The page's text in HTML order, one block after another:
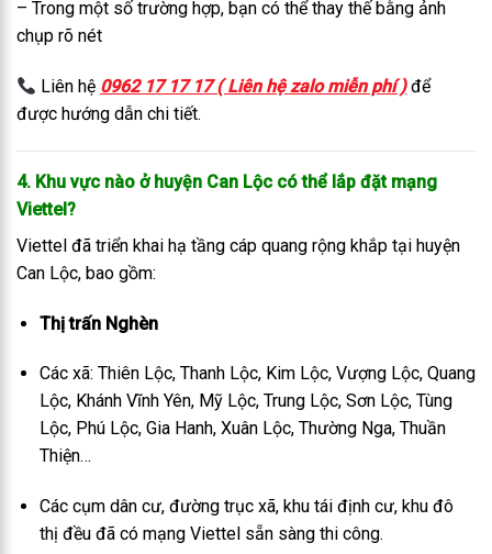
– Trong một số trường hợp, bạn có thể thay thế bằng ảnh
chụp rõ nét
Liên hệ 0962 17 17 17 ( Liên hệ zalo miễn phí )để
được hướng dẫn chi tiết.
4. Khu vực nào ở huyện Can Lộc có thể lắp đặt mạng
Viettel?
Viettel đã triển khai hạ tầng cáp quang rộng khắp tại huyện
Can Lộc, bao gồm:
Thị trấn Nghèn
Các xã: Thiên Lộc, Thanh Lộc, Kim Lộc, Vượng Lộc, Quang
Lộc, Khánh Vĩnh Yên, Mỹ Lộc, Trung Lộc, Sơn Lộc, Tùng
Lộc, Phú Lộc, Gia Hanh, Xuân Lộc, Thường Nga, Thuần
Thiện…
Các cụm dân cư, đường trục xã, khu tái định cư, khu đô
thị đều đã có mạng Viettel sẵn sàng thi công.